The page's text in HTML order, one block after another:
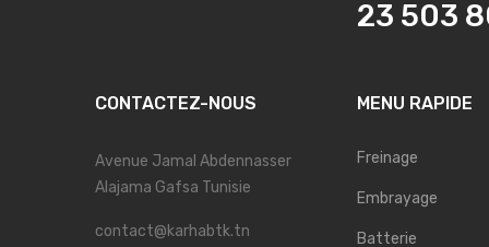
23 503
CONTACTEZ-NOUS
Avenue Jamal Abdennasser
Alajama Gafsa Tunisie
contact@karhabtk.tn
MENU RAPIDE
Freinage
Embrayage
Batterie